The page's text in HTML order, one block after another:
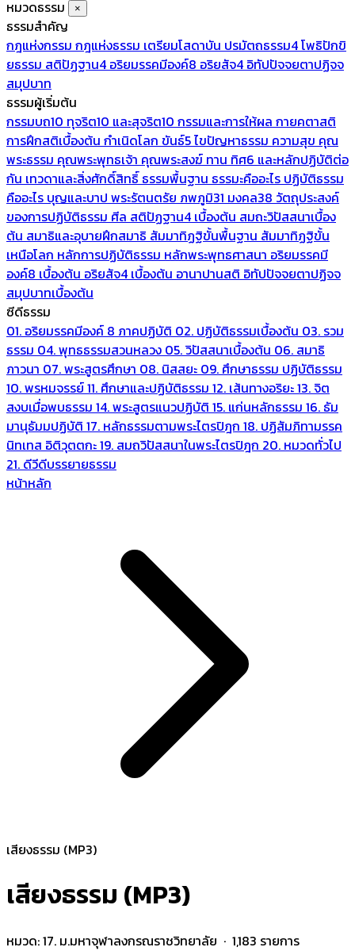
หมวดธรรม
×
ธรรมสำคัญ
กฎแห่งกรรม กฎแห่งธรรม เตรียมโสดาบัน ปรมัตถธรรม4โพธิปักขิ
ยธรรม สติปัฏฐาน4 อริยมรรคมีองค์8 อริยสัจ4 อิทัปปัจจยตาปฏิจจ
สมุปบาท
ธรรมผู้เริ่มต้น
กรรมบถ10 ทุจริต10 และสุจริต10 กรรมและการให้ผล กายคตาสติ
การฝึกสติเบื้องต้น กำเนิดโลก ขันธ์5ไขปัญหาธรรม ความสุข คุณ
พระธรรม คุณพระพุทธเจ้า คุณพระสงฆ์ ทาน ทิศ6 และหลักปฏิบัติต่อ
กัน เทวดาและสิ่งศักดิ์สิทธิ์ธรรมพื้นฐาน ธรรมะคืออะไร ปฏิบัติธรรม
คืออะไร บุญและบาป พระรัตนตรัย ภพภูมิ31 มงคล38 วัตถุประสงค์
ของการปฏิบัติธรรม ศีล สติปัฏฐาน4 เบื้องต้น สมถะวิปัสสนาเบื้อง
ต้น สมาธิและอุบายฝึกสมาธิ สัมมาทิฏฐิขั้นพื้นฐาน สัมมาทิฏฐิขั้น
เหนือโลก หลักการปฏิบัติธรรม หลักพระพุทธศาสนา อริยมรรคมี
องค์8 เบื้องต้น อริยสัจ4 เบื้องต้น อานาปานสติ อิทัปปัจจยตาปฏิจจ
สมุปบาทเบื้องต้น
ซีดีธรรม
01. อริยมรรคมีองค์ 8 ภาคปฏิบัติ 02. ปฏิบัติธรรมเบื้องต้น 03. รวม
ธรรม 04. พุทธธรรมสวนหลวง 05. วิปัสสนาเบื้องต้น 06. สมาธิ
ภาวนา 07. พระสูตรศึกษา 08. นิสสยะ 09. ศึกษาธรรม ปฏิบัติธรรม
10. พรหมจรรย์11. ศึกษาและปฏิบัติธรรม 12. เส้นทางอริยะ13. จิต
สงบเมื่อพบธรรม 14. พระสูตรแนวปฏิบัติ 15. แก่นหลักธรรม 16. ธัม
มานุธัมมปฏิบัติ 17. หลักธรรมตามพระไตรปิฎก 18. ปฏิสัมภิทามรรค
นิทเทส อิติวุตตกะ19. สมถวิปัสสนาในพระไตรปิฎก 20. หมวดทั่วไป
21. ดีวีดีบรรยายธรรม
หน้าหลัก
เสียงธรรม (MP3)
เสียงธรรม (MP3)
หมวด:17. ม.มหาจุฬาลงกรณราชวิทยาลัย · 1,183 รายการ